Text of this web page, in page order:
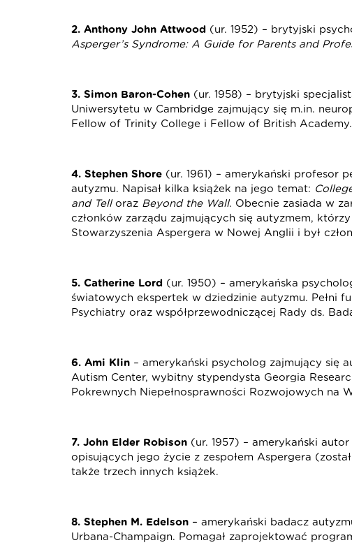
2. Anthony John Attwood (ur. 1952) – brytyjski
Asperger’s Syndrome: A Guide for Parents and
3. Simon Baron-Cohen (ur. 1958) – brytyjski
Uniwersytetu w Cambridge zajmujący się m.in.
Fellow of Trinity College i Fellow of British Academy.
4. Stephen Shore (ur. 1961) – amerykański profesor
autyzmu. Napisał kilka książek na jego temat:
and Telloraz Beyond the Wall. Obecnie zasiada w
członków zarządu zajmujących się autyzmem,
Stowarzyszenia Aspergera w Nowej Anglii i był
5. Catherine Lord (ur. 1950) – amerykańska
światowych ekspertek w dziedzinie autyzmu. Pełni
Psychiatry oraz współprzewodniczącej Rady ds.
6. Ami Klin – amerykański psycholog zajmujący się
Autism Center, wybitny stypendysta Georgia
Pokrewnych Niepełnosprawności Rozwojowych na
7. John Elder Robison (ur. 1957) – amerykański
opisujących jego życie z zespołem Aspergera
także trzech innych książek.
8. Stephen M. Edelson – amerykański badacz
Urbana-Champaign. Pomagał zaprojektować